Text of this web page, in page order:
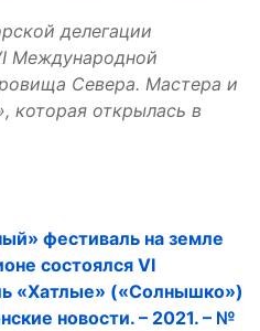
делегации
Международной
Севера. Мастера и
которая открылась в
фестиваль на земле
состоялся VI
«Хатлые» («Солнышко»)
новости. – 2021. – №